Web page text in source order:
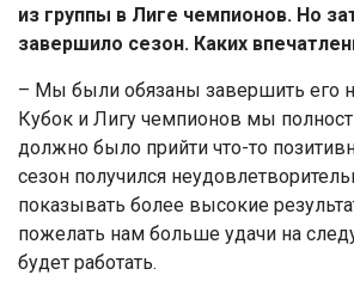
из группы в Лиге чемпионов. Но
завершило сезон. Каких
– Мы были обязаны завершить его
Кубок и Лигу чемпионов мы
должно было прийти что-то
сезон получился
показывать более высокие
пожелать нам больше удачи на
будет работать.